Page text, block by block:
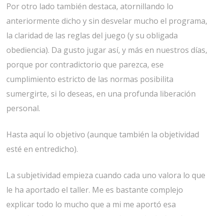
Por otro lado también destaca, atornillando lo
anteriormente dicho y sin desvelar mucho el programa,
la claridad de las reglas del juego (y su obligada
obediencia). Da gusto jugar así, y más en nuestros días,
porque por contradictorio que parezca, ese
cumplimiento estricto de las normas posibilita
sumergirte, si lo deseas, en una profunda liberación
personal.
Hasta aquí lo objetivo (aunque también la objetividad
esté en entredicho).
La subjetividad empieza cuando cada uno valora lo que
le ha aportado el taller. Me es bastante complejo
explicar todo lo mucho que a mi me aportó esa